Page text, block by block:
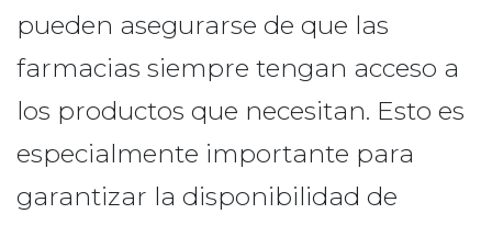
pueden asegurarse de que las
farmacias siempre tengan acceso a
los productos que necesitan. Esto es
especialmente importante para
garantizar la disponibilidad de